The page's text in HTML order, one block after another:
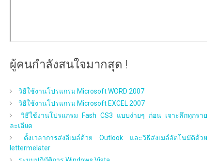
ผู้คนกำลังสนใจมากสุด !
วิธีใช้งานโปรแกรม Microsoft WORD 2007
วิธีใช้งานโปรแกรม Microsoft EXCEL 2007
วิธีใช้งานโปรแกรม Fash CS3 แบบง่ายๆ ก่อน เจาะลึกทุกราย
ละเอียด
ตั้งเวลาการส่งอีเมล์ด้วย Outlook และวิธีส่งเมล์อัตโนมัติด้วย
lettermelater